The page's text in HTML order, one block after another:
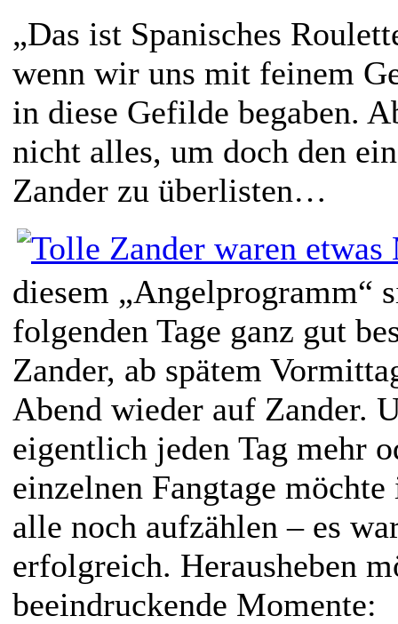
„Das ist Spanisches
wenn wir uns mit feinem
in diese Gefilde begaben.
nicht alles, um doch den
Zander zu überlisten…
diesem „Angelprogramm“
folgenden Tage ganz gut
Zander, ab spätem
Abend wieder auf Zander.
eigentlich jeden Tag mehr
einzelnen Fangtage
alle noch aufzählen – es
erfolgreich. Herausheben
beeindruckende Momente: